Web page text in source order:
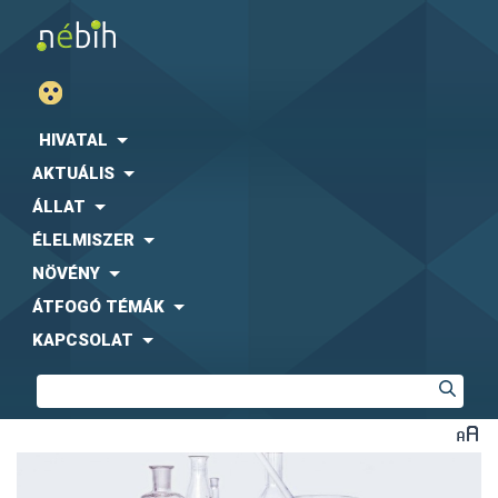
HIVATAL
AKTUÁLIS
ÁLLAT
ÉLELMISZER
NÖVÉNY
ÁTFOGÓ TÉMÁK
KAPCSOLAT